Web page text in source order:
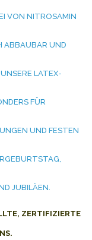
VON NITROSAMIN
ABBAUBAR UND
LATEX-
FÜR
UND FESTEN
JUBILÄEN.
ZERTIFIZIERTE W